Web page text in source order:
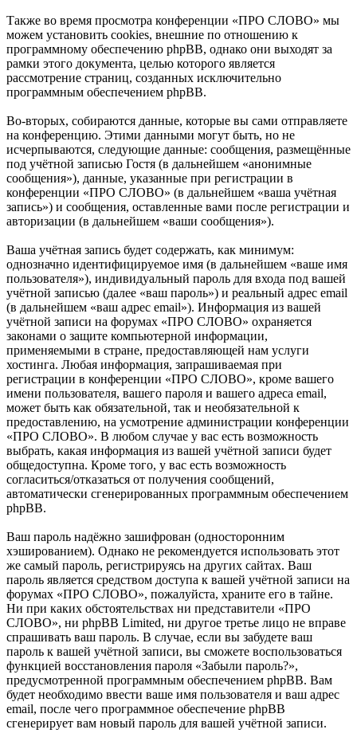
Также во время просмотра конференции «ПРО СЛОВО» мы
можем установить cookies, внешние по отношению к
программному обеспечению phpBB, однако они выходят за
рамки этого документа, целью которого является
рассмотрение страниц, созданных исключительно
программным обеспечением phpBB.
Во-вторых, собираются данные, которые вы сами отправляете
на конференцию. Этими данными могут быть, но не
исчерпываются, следующие данные: сообщения, размещённые
под учётной записью Гостя (в дальнейшем «анонимные
сообщения»), данные, указанные при регистрации в
конференции «ПРО СЛОВО» (в дальнейшем «ваша учётная
запись») и сообщения, оставленные вами после регистрации и
авторизации (в дальнейшем «ваши сообщения»).
Ваша учётная запись будет содержать, как минимум:
однозначно идентифицируемое имя (в дальнейшем «ваше имя
пользователя»), индивидуальный пароль для входа под вашей
учётной записью (далее «ваш пароль») и реальный адрес email
(в дальнейшем «ваш адрес email»). Информация из вашей
учётной записи на форумах «ПРО СЛОВО» охраняется
законами о защите компьютерной информации,
применяемыми в стране, предоставляющей нам услуги
хостинга. Любая информация, запрашиваемая при
регистрации в конференции «ПРО СЛОВО», кроме вашего
имени пользователя, вашего пароля и вашего адреса email,
может быть как обязательной, так и необязательной к
предоставлению, на усмотрение администрации конференции
«ПРО СЛОВО». В любом случае у вас есть возможность
выбрать, какая информация из вашей учётной записи будет
общедоступна. Кроме того, у вас есть возможность
согласиться/отказаться от получения сообщений,
автоматически сгенерированных программным обеспечением
phpBB.
Ваш пароль надёжно зашифрован (односторонним
хэшированием). Однако не рекомендуется использовать этот
же самый пароль, регистрируясь на других сайтах. Ваш
пароль является средством доступа к вашей учётной записи на
форумах «ПРО СЛОВО», пожалуйста, храните его в тайне.
Ни при каких обстоятельствах ни представители «ПРО
СЛОВО», ни phpBB Limited, ни другое третье лицо не вправе
спрашивать ваш пароль. В случае, если вы забудете ваш
пароль к вашей учётной записи, вы сможете воспользоваться
функцией восстановления пароля «Забыли пароль?»,
предусмотренной программным обеспечением phpBB. Вам
будет необходимо ввести ваше имя пользователя и ваш адрес
email, после чего программное обеспечение phpBB
сгенерирует вам новый пароль для вашей учётной записи.